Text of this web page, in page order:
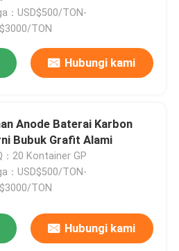
：USD$500/TON-
TON
Hubungi kami
Anode Baterai Karbon
Bubuk Grafit Alami
：20 Kontainer GP
：USD$500/TON-
TON
Hubungi kami